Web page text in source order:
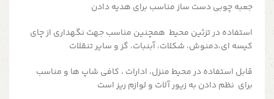
جعبه چوبی دست ساز مناسب برای هدیه دادن
استفاده در تزئین محیط همچنین مناسب جهت نگهداری از چای
کیسه ای،دمنوش، شکلات، آبنبات، گز و سایر تنقلات
قابل استفاده در محیط منزل، ادارات ، کافی شاپ ها و مناسب
برای نظم دادن به زیور آلات و لوازم ریز است